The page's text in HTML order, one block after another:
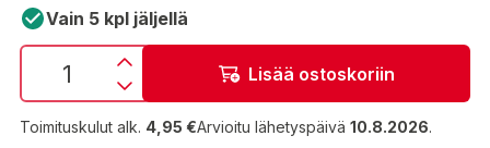
Vain 5 kpl jäljellä
Lisää ostoskoriin
Toimituskulut alk. 4,95 €Arvioitu lähetyspäivä 10.8.2026.